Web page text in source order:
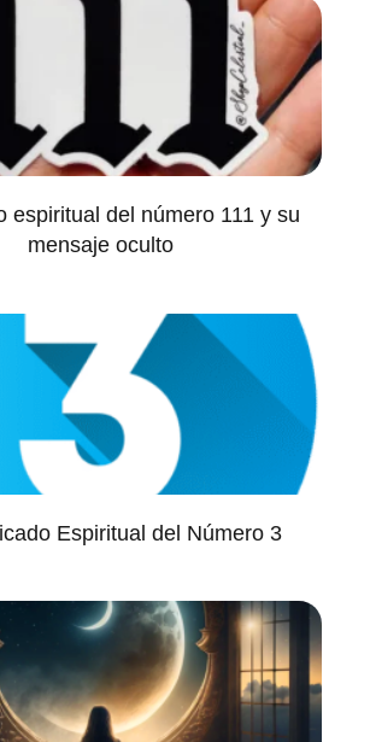
espiritual del número 111 y su
mensaje oculto
Espiritual del Número 3